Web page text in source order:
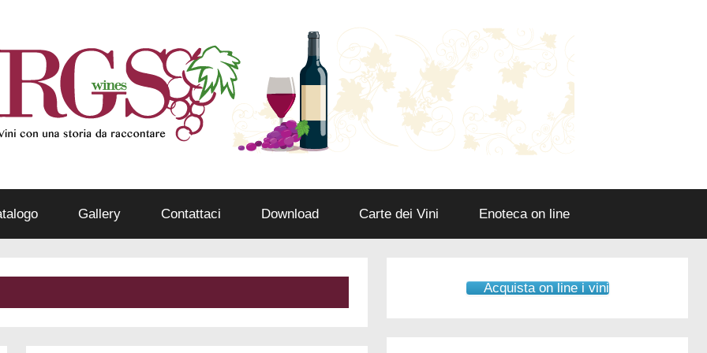
Gallery Contattaci Download Carte dei Vini Enoteca on line
Acquista on line i vini